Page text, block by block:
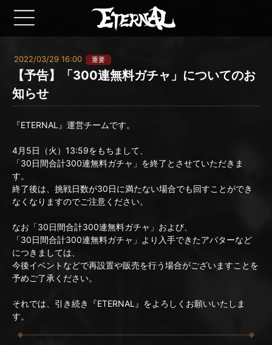
2022/03/29 16:00 重要
【予告】「300連無料ガチャ」についてのお
知らせ
『ETERNAL』運営チームです。
4月5日（火）13:59をもちまして、
「30日間合計300連無料ガチャ」を終了とさせていただきま
す。
終了後は、挑戦日数が30日に満たない場合でも回すことができ
なくなりますのでご注意ください。
なお「30日間合計300連無料ガチャ」および、
「30日間合計300連無料ガチャ」より入手できたアバターなど
につきましては、
今後イベントなどで再設置や販売を行う場合がございますことを
予めご了承ください。
それでは、引き続き『ETERNAL』をよろしくお願いいたしま
す。